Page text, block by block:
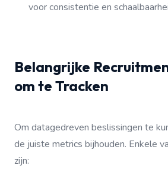
voor consistentie en
Belangrijke
om te Tracken
Om datagedreven beslissingen te
de juiste metrics bijhouden. Enkele
zijn: